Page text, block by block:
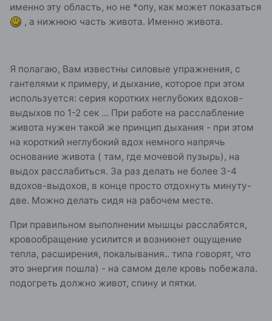
именно эту область, но не *опу, как может показаться
, а нижнюю часть живота. Именно живота.
Я полагаю, Вам известны силовые упражнения, с
гантелями к примеру, и дыхание, которое при этом
используется: серия коротких неглубоких вдохов-
выдыхов по 1-2 сек ... При работе на расслабление
живота нужен такой же принцип дыхания - при этом
на короткий неглубокий вдох немного напрячь
основание живота ( там, где мочевой пузырь), на
выдох расслабиться. За раз делать не более 3-4
вдохов-выдохов, в конце просто отдохнуть минуту-
две. Можно делать сидя на рабочем месте.
При правильном выполнении мышцы расслабятся,
кровообращение усилится и возникнет ощущение
тепла, расширения, покалывания.. типа говорят, что
это энергия пошла) - на самом деле кровь побежала.
подогреть должно живот, спину и пятки.